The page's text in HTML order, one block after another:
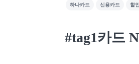
하나카드 신용카드 할
#tag1카드